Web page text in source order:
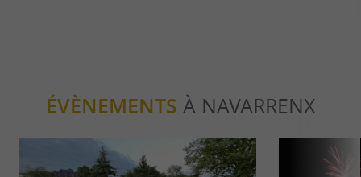
ÉVÈNEMENTS À NAVARRENX